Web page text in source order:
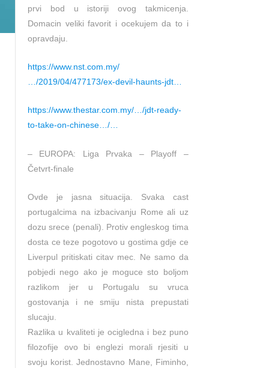
prvi bod u istoriji ovog takmicenja.
Domacin veliki favorit i ocekujem da to i
opravdaju.
https://www.nst.com.my/
…/2019/04/477173/ex-devil-haunts-jdt…
https://www.thestar.com.my/…/jdt-ready-
to-take-on-chinese…/…
– EUROPA: Liga Prvaka – Playoff –
Četvrt-finale
Ovde je jasna situacija. Svaka cast
portugalcima na izbacivanju Rome ali uz
dozu srece (penali). Protiv engleskog tima
dosta ce teze pogotovo u gostima gdje ce
Liverpul pritiskati citav mec. Ne samo da
pobjedi nego ako je moguce sto boljom
razlikom jer u Portugalu su vruca
gostovanja i ne smiju nista prepustati
slucaju.
Razlika u kvaliteti je ocigledna i bez puno
filozofije ovo bi englezi morali rjesiti u
svoju korist. Jednostavno Mane, Fiminho,